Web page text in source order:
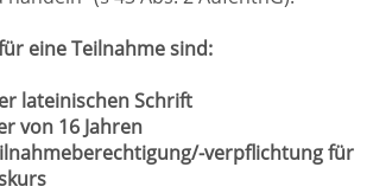
eine Teilnahme sind:
lateinischen Schrift
von 16 Jahren
verpflichtung für